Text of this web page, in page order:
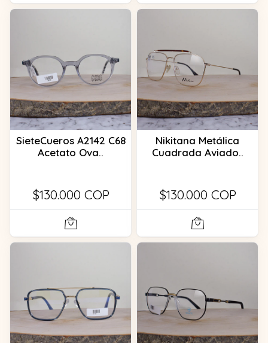
SieteCueros A2142 C68
Acetato Ova..
$130.000 COP
Nikitana Metálica
Cuadrada Aviado..
$130.000 COP